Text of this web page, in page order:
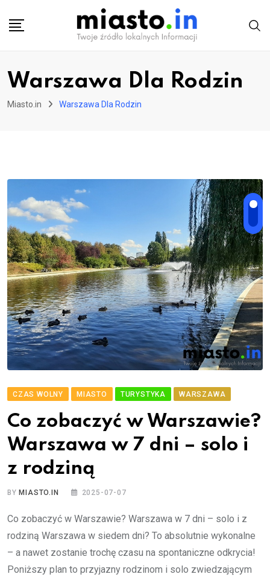
Warszawa Dla Rodzin
Miasto.in Warszawa Dla Rodzin
CZAS WOLNY MIASTO TURYSTYKA WARSZAWA
Co zobaczyć w Warszawie?
Warszawa w 7 dni – solo i
z rodziną
BY MIASTO.IN 2025-07-07
Co zobaczyć w Warszawie? Warszawa w 7 dni – solo i z
rodziną Warszawa w siedem dni? To absolutnie wykonalne
– a nawet zostanie trochę czasu na spontaniczne odkrycia!
Poniższy plan to przyjazny rodzinom i solo zwiedzającym